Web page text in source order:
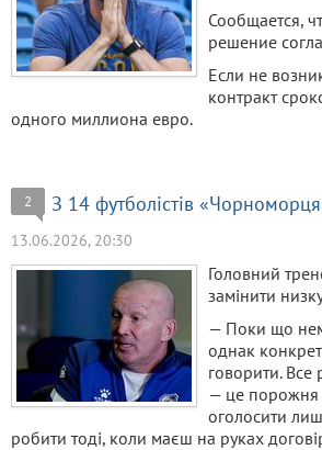
Сообщается,
решение
Если не
контракт
одного миллиона евро.
2 З 14 футболістів
13.06.2026, 20:30
Головний
замінити
— Поки що
однак
говорити.
— це порожня
оголосити
робити тоді, коли маєш на руках